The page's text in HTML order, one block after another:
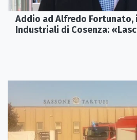
Addio ad Alfredo
Industriali di Cosenza: